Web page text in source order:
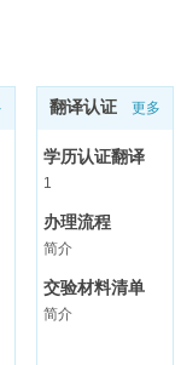
翻译认证 更多
学历认证翻译
1
办理流程
简介
交验材料清单
简介